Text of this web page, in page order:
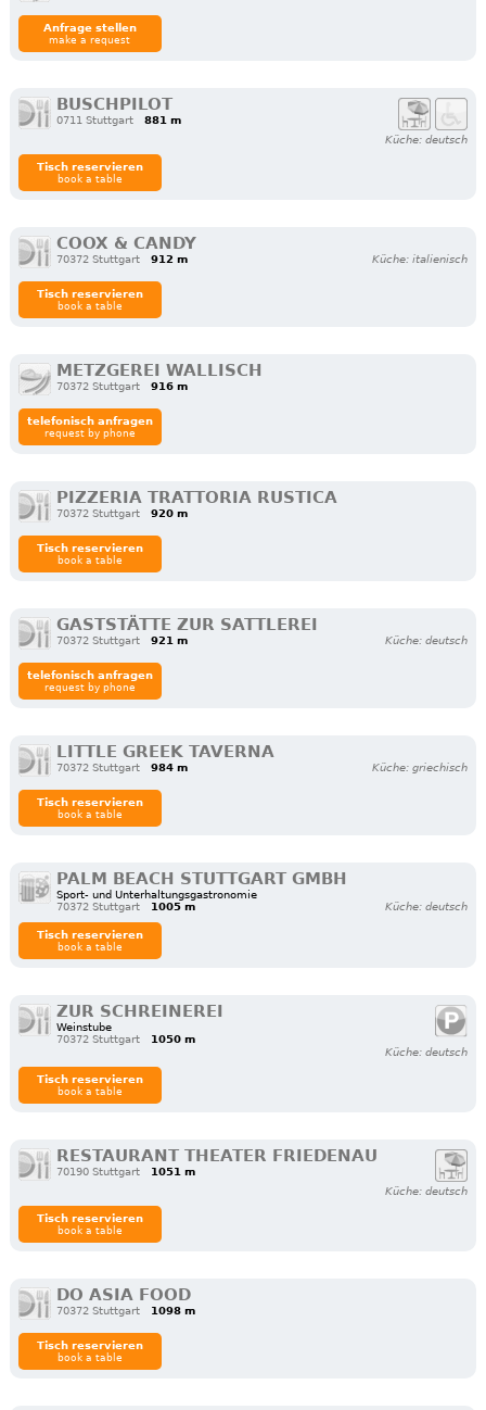
Anfrage stellen
make a request
BUSCHPILOT
0711 Stuttgart
881 m
Küche: deutsch
Tisch reservieren
book a table
COOX & CANDY
70372 Stuttgart 912 m Küche: italienisch
Tisch reservieren
book a table
METZGEREI WALLISCH
70372 Stuttgart 916 m
telefonisch anfragen
request by phone
PIZZERIA TRATTORIA RUSTICA
70372 Stuttgart 920 m
Tisch reservieren
book a table
GASTSTÄTTE ZUR SATTLEREI
70372 Stuttgart 921 m Küche: deutsch
telefonisch anfragen
request by phone
LITTLE GREEK TAVERNA
70372 Stuttgart 984 m Küche: griechisch
Tisch reservieren
book a table
PALM BEACH STUTTGART GMBH
Sport- und Unterhaltungsgastronomie
70372 Stuttgart
1005 m Küche: deutsch
Tisch reservieren
book a table
ZUR SCHREINEREI
Weinstube
70372 Stuttgart
1050 m
Küche: deutsch
Tisch reservieren
book a table
RESTAURANT THEATER FRIEDENAU
70190 Stuttgart
1051 m
Küche: deutsch
Tisch reservieren
book a table
DO ASIA FOOD
70372 Stuttgart 1098 m
Tisch reservieren
book a table